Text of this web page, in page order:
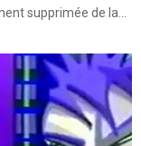
supprimée de la...